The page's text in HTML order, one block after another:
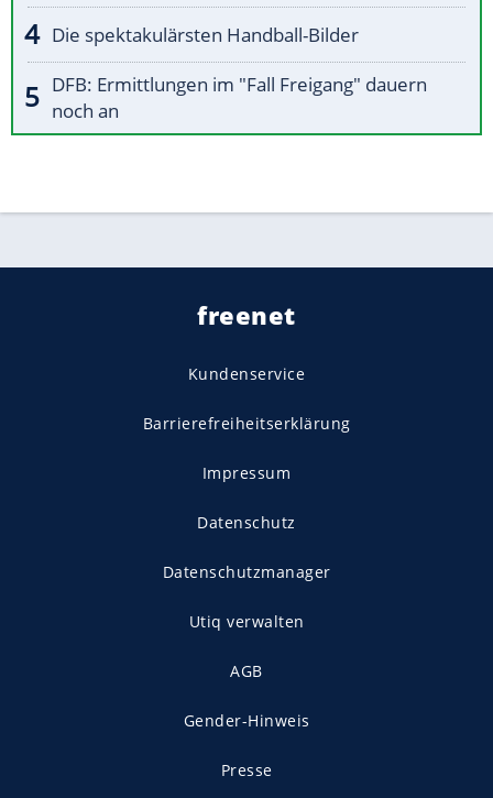
Die spektakulärsten Handball-Bilder
DFB: Ermittlungen im "Fall Freigang" dauern
noch an
freenet
Kundenservice
Barrierefreiheitserklärung
Impressum
Datenschutz
Datenschutzmanager
Utiq verwalten
AGB
Gender-Hinweis
Presse